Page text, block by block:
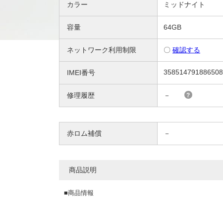
カラー ミッドナイト
容量 64GB
ネットワーク利用制限 〇 確認する
IMEI番号 358514791886508
修理履歴 － ?
赤ロム補償 －
商品説明
■商品情報